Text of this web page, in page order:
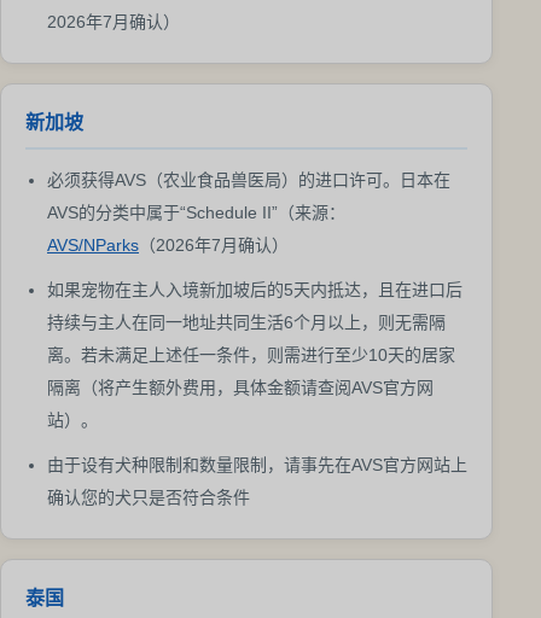
2026年7月确认）
新加坡
必须获得AVS（农业食品兽医局）的进口许可。日本在
AVS的分类中属于“Schedule II”（来源：
AVS/NParks （2026年7月确认）
如果宠物在主人入境新加坡后的5天内抵达，且在进口后
持续与主人在同一地址共同生活6个月以上，则无需隔
离。若未满足上述任一条件，则需进行至少10天的居家
隔离（将产生额外费用，具体金额请查阅AVS官方网
站）。
由于设有犬种限制和数量限制，请事先在AVS官方网站上
确认您的犬只是否符合条件
泰国